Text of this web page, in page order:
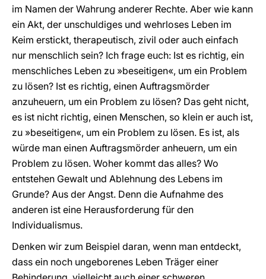
im Namen der Wahrung anderer Rechte. Aber wie kann
ein Akt, der unschuldiges und wehrloses Leben im
Keim erstickt, therapeutisch, zivil oder auch einfach
nur menschlich sein? Ich frage euch: Ist es richtig, ein
menschliches Leben zu »beseitigen«, um ein Problem
zu lösen? Ist es richtig, einen Auftragsmörder
anzuheuern, um ein Problem zu lösen? Das geht nicht,
es ist nicht richtig, einen Menschen, so klein er auch ist,
zu »beseitigen«, um ein Problem zu lösen. Es ist, als
würde man einen Auftragsmörder anheuern, um ein
Problem zu lösen. Woher kommt das alles? Wo
entstehen Gewalt und Ablehnung des Lebens im
Grunde? Aus der Angst. Denn die Aufnahme des
anderen ist eine Herausforderung für den
Individualismus.
Denken wir zum Beispiel daran, wenn man entdeckt,
dass ein noch ungeborenes Leben Träger einer